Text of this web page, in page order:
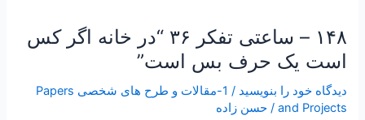
۱۴۸ – ساعتی تفکر ۳۶ “در خانه اگر کس
است یک حرف بس است”
دیدگاه‌ خود را بنویسید /
1-مقالات و طرح های شخصی Papers
and Projects
/حسن زاده
۱۴۸
–
ساعتی
تفکر
۳۶